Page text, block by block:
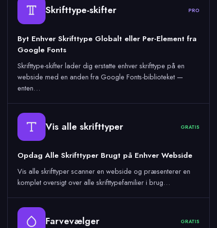
Skrifttype-skifter PRO
Byt Enhver Skrifttype Globalt eller Per-Element fra
Google Fonts
Skrifttype-skifter lader dig erstatte enhver skrifttype på en
webside med en anden fra Google Fonts-biblioteket —
enten…
Vis alle skrifttyper GRATIS
Opdag Alle Skrifttyper Brugt på Enhver Webside
Vis alle skrifttyper scanner en webside og præsenterer en
komplet oversigt over alle skrifttypefamilier i brug…
Farvevælger GRATIS